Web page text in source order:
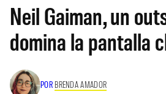
Neil Gaiman, un
domina la pantalla
POR BRENDA AMADOR